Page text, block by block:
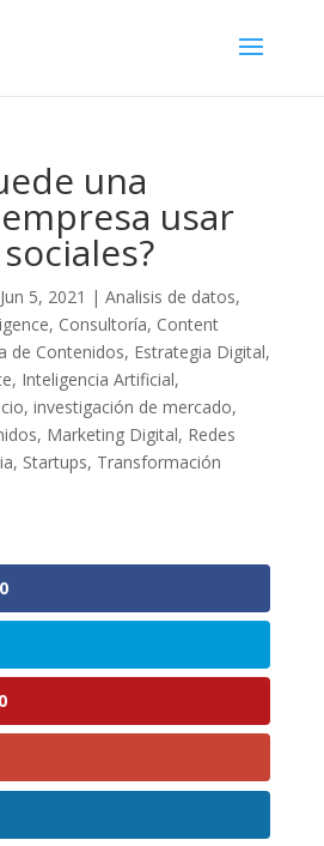
una
usar
Jun 5, 2021 | Analisis de datos,
, Consultoría, Content
de Contenidos, Estrategia Digital,
, Inteligencia Artificial,
, investigación de mercado,
, Marketing Digital, Redes
, Startups, Transformación
0
0